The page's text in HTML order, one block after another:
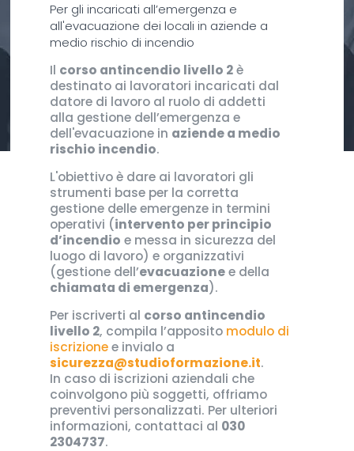
Per gli incaricati all’emergenza e
all'evacuazione dei locali in aziende a
medio rischio di incendio
Il corso antincendio livello 2è
destinato ai lavoratori incaricati dal
datore di lavoro al ruolo di addetti
alla gestione dell’emergenza e
dell'evacuazione in aziende a medio
rischio incendio.
L'obiettivo è dare ai lavoratori gli
strumenti base per la corretta
gestione delle emergenze in termini
operativi (intervento per principio
d’incendio e messa in sicurezza del
luogo di lavoro) e organizzativi
(gestione dell’evacuazionee della
chiamata di emergenza).
Per iscriverti al corso antincendio
livello 2, compila l’apposito modulo di
iscrizionee invialo a
sicurezza@studioformazione.it.
In caso di iscrizioni aziendali che
coinvolgono più soggetti, offriamo
preventivi personalizzati. Per ulteriori
informazioni, contattaci al 030
2304737.